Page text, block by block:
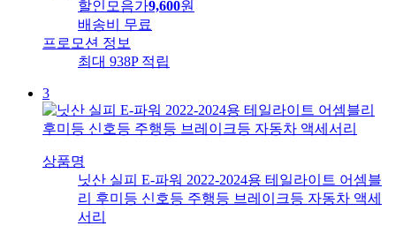
할인모음가9,600원
배송비
무료
프로모션 정보
최대 938P 적립
3
상품명
닛산 실피 E-파워 2022-2024용 테일라이트 어셈블
리 후미등 신호등 주행등 브레이크등 자동차 액세
서리